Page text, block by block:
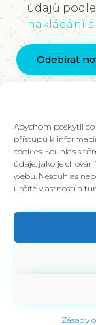
Abychom poskytli
přístupu k
cookies. Souhlas s
údaje, jako je
webu. Nesouhlas
určité vlastnosti a
Zásady
údajů podle
nakládání
Nadace
186 00 Praha
V případě
kontaktujte